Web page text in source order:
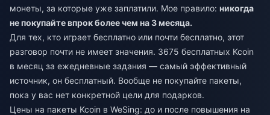
монеты, за которые уже заплатили. Мое правило: никогда
не покупайте впрок более чем на 3 месяца.
Для тех, кто играет бесплатно или почти бесплатно, этот
разговор почти не имеет значения. 3675 бесплатных Kcoin
в месяц за ежедневные задания — самый эффективный
источник, он бесплатный. Вообще не покупайте пакеты,
пока у вас нет конкретной цели для подарков.
Цены на пакеты Kcoin в WeSing: до и после повышения на